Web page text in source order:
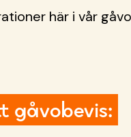
här i vår
gåvobevis: